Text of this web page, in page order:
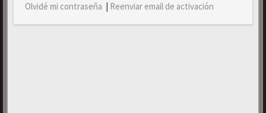
Olvidé mi contraseña | Reenviar email de activación